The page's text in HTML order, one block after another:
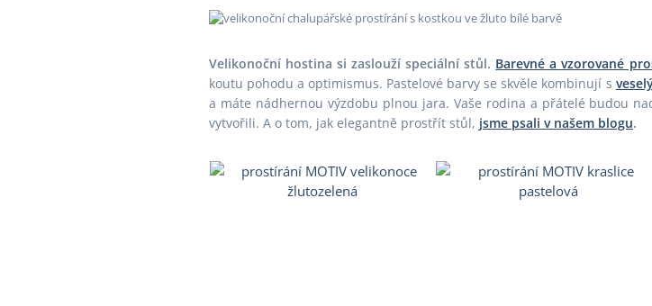
Velikonoční hostina si zaslouží speciální stůl. Barevné a vzorované
koutu pohodu a optimismus. Pastelové barvy se skvěle kombinují s
a máte nádhernou výzdobu plnou jara. Vaše rodina a přátelé budou
vytvořili. A o tom, jak elegantně prostřít stůl, jsme psali v našem blogu.